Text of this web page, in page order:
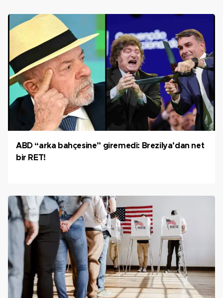
ABD “arka bahçesine” giremedi: Brezilya’dan net
bir RET!